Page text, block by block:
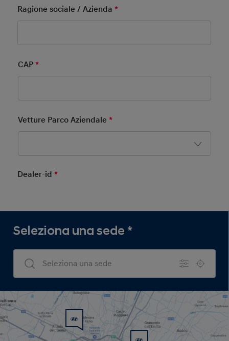
Ragione sociale / Azienda*
CAP *Mandatory Field
Vetture Parco Aziendale *Mandatory Field
Dealer-id*
Seleziona una sede*
Dealers Search